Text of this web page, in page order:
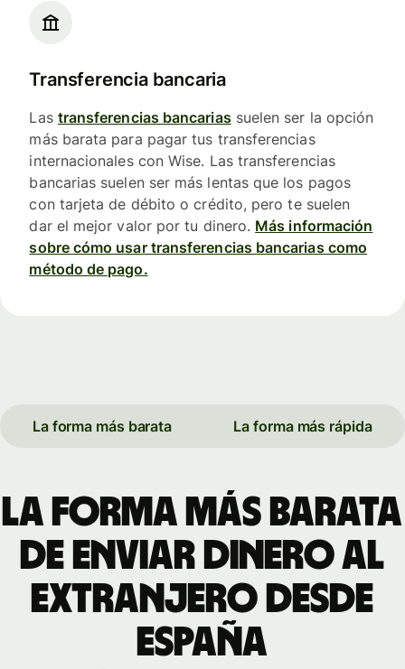
Transferencia bancaria
Las transferencias bancariassuelen ser la opción
más barata para pagar tus transferencias
internacionales con Wise. Las transferencias
bancarias suelen ser más lentas que los pagos
con tarjeta de débito o crédito, pero te suelen
dar el mejor valor por tu dinero. Más información
sobre cómo usar transferencias bancarias como
método de pago.
La forma más barata La forma más rápida
La forma más barata
de enviar dinero al
extranjero desde
España